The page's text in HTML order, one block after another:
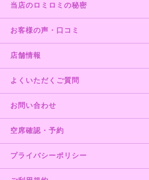
当店のロミロミの秘密
お客様の声・口コミ
店舗情報
よくいただくご質問
お問い合わせ
空席確認・予約
プライバシーポリシー